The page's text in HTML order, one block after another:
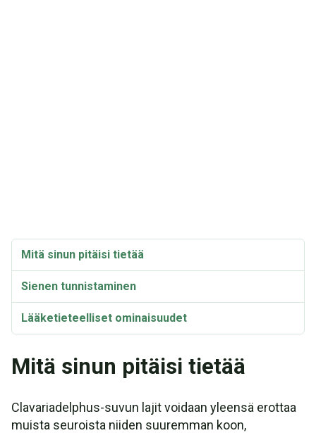
Mitä sinun pitäisi tietää
Sienen tunnistaminen
Lääketieteelliset ominaisuudet
Mitä sinun pitäisi tietää
Clavariadelphus-suvun lajit voidaan yleensä erottaa
muista seuroista niiden suuremman koon,